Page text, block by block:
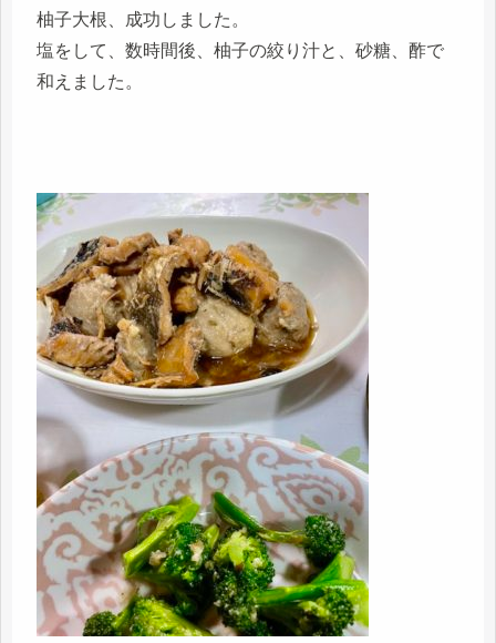
柚子大根、成功しました。
塩をして、数時間後、柚子の絞り汁と、砂糖、酢で
和えました。